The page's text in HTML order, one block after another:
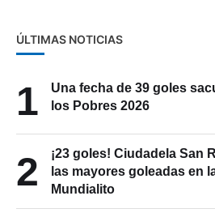
ÚLTIMAS NOTICIAS
1
Una fecha de 39 goles
los Pobres 2026
2
¡23 goles! Ciudadela San
las mayores goleadas en
Mundialito